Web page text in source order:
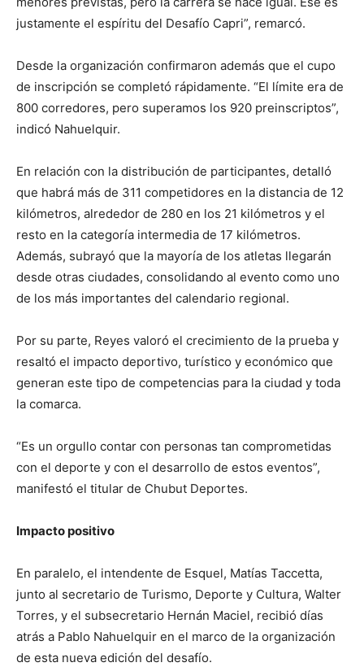
justamente el espíritu del Desafío Capri”, remarcó.
Desde la organización confirmaron además que el cupo
de inscripción se completó rápidamente. “El límite era de
800 corredores, pero superamos los 920 preinscriptos”,
indicó Nahuelquir.
En relación con la distribución de participantes, detalló
que habrá más de 311 competidores en la distancia de 12
kilómetros, alrededor de 280 en los 21 kilómetros y el
resto en la categoría intermedia de 17 kilómetros.
Además, subrayó que la mayoría de los atletas llegarán
desde otras ciudades, consolidando al evento como uno
de los más importantes del calendario regional.
Por su parte, Reyes valoró el crecimiento de la prueba y
resaltó el impacto deportivo, turístico y económico que
generan este tipo de competencias para la ciudad y toda
la comarca.
“Es un orgullo contar con personas tan comprometidas
con el deporte y con el desarrollo de estos eventos”,
manifestó el titular de Chubut Deportes.
Impacto positivo
En paralelo, el intendente de Esquel, Matías Taccetta,
junto al secretario de Turismo, Deporte y Cultura, Walter
Torres, y el subsecretario Hernán Maciel, recibió días
atrás a Pablo Nahuelquir en el marco de la organización
de esta nueva edición del desafío.